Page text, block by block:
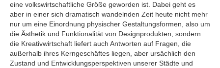
eine volkswirtschaftliche Größe geworden ist. Dabei geht es
aber in einer sich dramatisch wandelnden Zeit heute nicht mehr
nur um eine Einordnung physischer Gestaltungsformen, also um
die Ästhetik und Funktionalität von Designprodukten, sondern
die Kreativwirtschaft liefert auch Antworten auf Fragen, die
außerhalb ihres Kerngeschäftes liegen, aber ursächlich den
Zustand und Entwicklungsperspektiven unserer Städte und